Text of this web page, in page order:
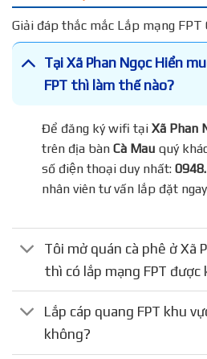
Giải đáp thắc mắc Lắp mạng FPT
Tại Xã Phan Ngọc Hiển
FPT thì làm thế nào?
Để đăng ký wifi tạiXã Phan
trên địa bànCà Mauquý
số điện thoại duy nhất:
nhân viên tư vấn lắp đặt
Tôi mở quán cà phê ở Xã
thì có lắp mạng FPT được
Lắp cáp quang FPT khu
không?